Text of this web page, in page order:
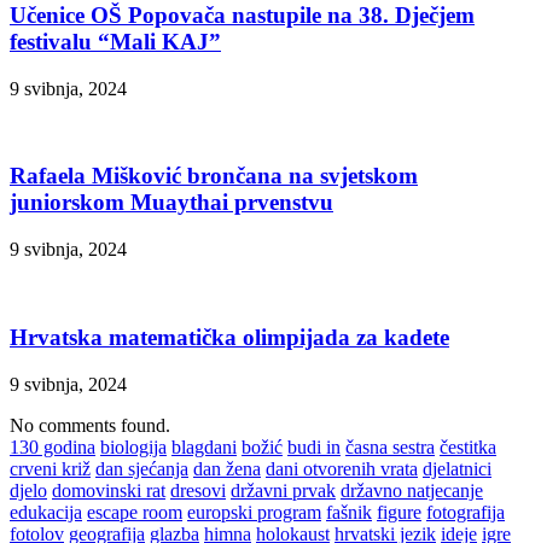
Učenice OŠ Popovača nastupile na 38. Dječjem
festivalu “Mali KAJ”
9 svibnja, 2024
Rafaela Mišković brončana na svjetskom
juniorskom Muaythai prvenstvu
9 svibnja, 2024
Hrvatska matematička olimpijada za kadete
9 svibnja, 2024
No comments found.
130 godina biologija blagdani božić budi in časna sestra čestitka
crveni križ dan sjećanja dan žena dani otvorenih vrata djelatnici
djelo domovinski rat dresovi državni prvak državno natjecanje
edukacija escape room europski program fašnik figure fotografija
fotolov geografija glazba himna holokaust hrvatski jezik ideje igre